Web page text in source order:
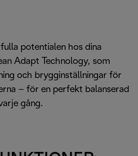
potentialen hos dina
Adapt Technology, som
och brygginställningar för
– för en perfekt balanserad
gång.